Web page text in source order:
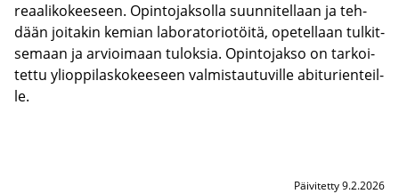
re­aa­li­ko­kee­seen. Opin­to­jak­sol­la suun­ni­tel­laan ja teh­
dään joi­ta­kin ke­mian la­bo­ra­to­rio­töi­tä, ope­tel­laan tul­kit­
se­maan ja ar­vioi­maan tu­lok­sia. Opin­to­jak­so on tar­koi­
tet­tu yli­op­pi­las­ko­kee­seen val­mis­tau­tu­vil­le abi­tu­rien­teil­
le.
Päivitetty 9.2.2026